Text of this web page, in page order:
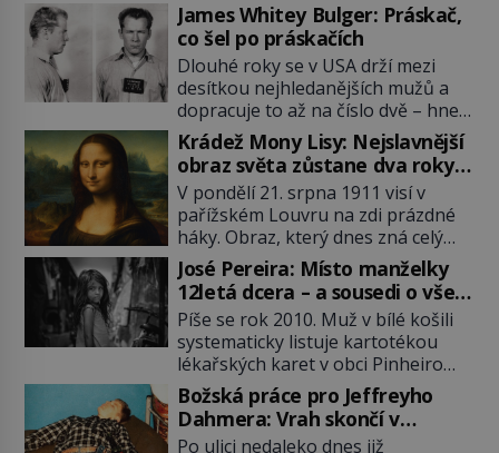
James Whitey Bulger: Práskač,
co šel po práskačích
Dlouhé roky se v USA drží mezi
desítkou nejhledanějších mužů a
dopracuje to až na číslo dvě – hned
po Usámovi bin Ládinovi (1957–
2011). To je James „Whitey“ Bulger
(1929–2018) viněný ze spoluúčasti
na 19 vraždách, vydírání a lichvy. A
samozřejmě, krom toho je ještě
drogový dealer, který neváhá
odstranit z cesty všechny práskače,
zatímco […]
Krádež Mony Lisy: Nejslavnější
obraz světa zůstane dva roky
nezvěstný
V pondělí 21. srpna 1911 visí v
pařížském Louvru na zdi prázdné
háky. Obraz, který dnes zná celý
svět, je pryč. Zpočátku si nikdo
nemyslí, že jde o krádež.
Zaměstnanci jsou přesvědčeni, že
Mona Lisa je jen v restaurátorské
dílně nebo u fotografa. Když se
ukáže pravda, propukne jeden z
největších honů na zloděje v […]
José Pereira: Místo manželky
12letá dcera – a sousedi o všem
vědí!
Píše se rok 2010. Muž v bílé košili
systematicky listuje kartotékou
lékařských karet v obci Pinheiro
ležící asi 20 kilometrů od farmy s
podivínským majitelem. Něco tu
nesedí. Ledaže… Ledaže by ta
Božská práce pro Jeffreyho
Dahmera: Vrah skončí v
tratolišti krve ve vězeňských
Po ulici nedaleko dnes již